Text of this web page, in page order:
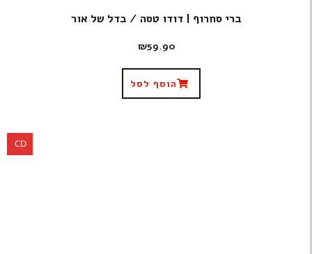
ברי סחרוף | דודו טסה / בדל של אור
₪59.90
הוסף לסל
CD